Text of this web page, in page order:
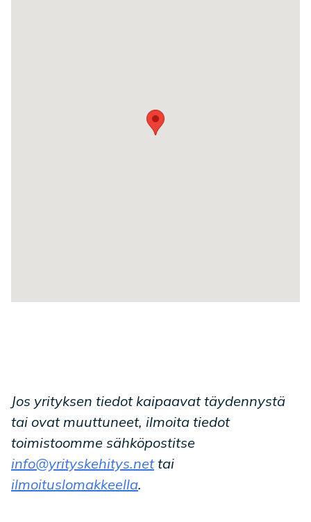
Jos yrityksen tiedot kaipaavat täydennystä
tai ovat muuttuneet, ilmoita tiedot
toimistoomme sähköpostitse
info@yrityskehitys.nettai
ilmoituslomakkeella.